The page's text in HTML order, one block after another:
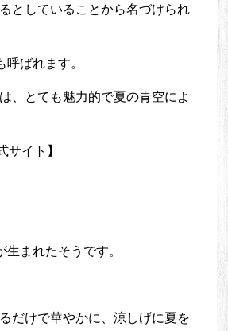
としていることから名づけられ
ばれます。
、とても魅力的で夏の青空によ
まれたそうです。
だけで華やかに、涼しげに夏を